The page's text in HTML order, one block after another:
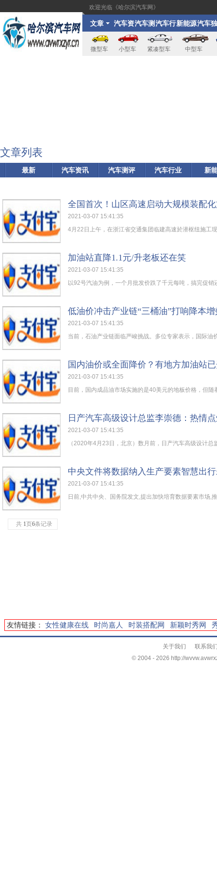
欢迎光临《哈尔滨汽车网》
文章 汽车资
讯
汽车测
评
汽车行
业
新能源汽车独
家
微型车 小型车 紧凑型车 中型车
文章列表
最新 汽车资讯 汽车测评 汽车行业 新
全国首次！山区高速启动大规模装配
2021-03-07 15:41:35
4月22日上午，在浙江省交通集团临建高速於潜枢纽施工
加油站直降1.1元/升老板还在笑
2021-03-07 15:41:35
以92号汽油为例，一个月批发价跌了千元每吨，搞完促销
低油价冲击产业链“三桶油”打响降本
2021-03-07 15:41:35
当前，石油产业链面临严峻挑战。多位专家表示，国际油
国内油价或全面降价？有地方加油站
2021-03-07 15:41:35
目前，国内成品油市场实施的是40美元的地板价格，但随
日产汽车高级设计总监李崇德：热情
2021-03-07 15:41:35
（2020年4月23日，北京）数月前，日产汽车高级设计总
中央文件将数据纳入生产要素智慧出
2021-03-07 15:41:35
日前,中共中央、国务院发文,提出加快培育数据要素市场,
共 1页6条记录
友情链接： 女性健康在线 时尚嘉人 时装搭配网 新颖时秀网
关于我们
联系我
© 2004 - 2026 http://